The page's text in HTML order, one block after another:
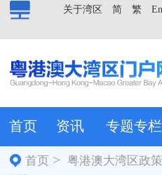
繁
简
关于湾区
首页 资讯 专题专栏
首页 >粤港澳大湾区政策